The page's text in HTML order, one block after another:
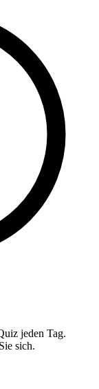
jeden Tag.
sich.